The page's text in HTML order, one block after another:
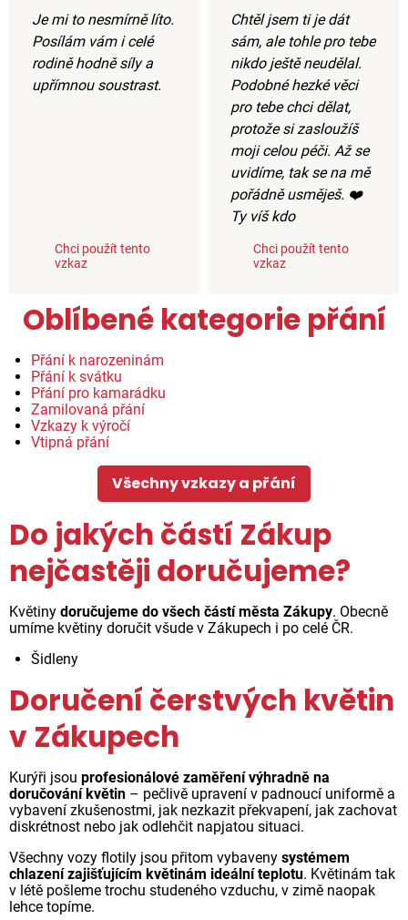
Je mi to nesmírně líto.
Posílám vám i celé
rodině hodně síly a
upřímnou soustrast.
Chci použít tento
vzkaz
Chtěl jsem ti je dát
sám, ale tohle pro tebe
nikdo ještě neudělal.
Podobné hezké věci
pro tebe chci dělat,
protože si zasloužíš
moji celou péči. Až se
uvidíme, tak se na mě
pořádně usměješ. ❤️
Ty víš kdo
Chci použít tento
vzkaz
Oblíbené kategorie přání
Přání k narozeninám
Přání k svátku
Přání pro kamarádku
Zamilovaná přání
Vzkazy k výročí
Vtipná přání
Všechny vzkazy a přání
Do jakých částí Zákup
nejčastěji doručujeme?
Květiny doručujeme do všech částí města Zákupy. Obecně
umíme květiny doručit všude v Zákupech i po celé ČR.
Šidleny
Doručení čerstvých květin
v Zákupech
Kurýři jsou profesionálové zaměření výhradně na
doručování květin – pečlivě upravení v padnoucí uniformě a
vybavení zkušenostmi, jak nezkazit překvapení, jak zachovat
diskrétnost nebo jak odlehčit napjatou situaci.
Všechny vozy flotily jsou přitom vybaveny systémem
chlazení zajišťujícím květinám ideální teplotu. Květinám tak
v létě pošleme trochu studeného vzduchu, v zimě naopak
lehce topíme.